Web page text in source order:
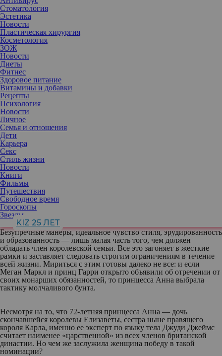
Стоматология
Эстетика
Новости
Пластическая хирургия
Косметология
ЗОЖ
Новости
Диеты
Фитнес
Здоровое питание
Витамины и добавки
Рецепты
Психология
Новости
Личное
Семья и отношения
Дети
Карьера
Секс
Стиль жизни
Новости
Книги
Фильмы
Путешествия
Свободное время
Гороскопы
Звезды
KIZ 25 ЛЕТ
От членов монаршей семьи всегда ожидают большего, чем от
обычного человека. Их внешний вид, поведение, образ жизни
должны соответствовать статусу. Однако и среди идеальных
принцесс, герцогов и графов всегда есть тот, кто не вписывается
в устоявшиеся рамки.
Безупречные манеры, идеальное чувство стиля, эрудированность
и образованность — лишь малая часть того, чем должен
обладать член королевской семьи. Все это загоняет в жесткие
рамки и заставляет следовать строгим ограничениям в течение
всей жизни. Мириться с этим готовы далеко не все: и если
Меган Маркл и принц Гарри открыто объявили об отречении от
своих монарших обязанностей, то принцесса Анна выбрала
тактику молчаливого бунта.
Несмотря на то, что 72-летняя принцесса Анна — дочь
скончавшейся королевы Елизаветы, сестра ныне правящего
короля Карла, именно ее эксперт по языку тела Джуди Джеймс
считает наименее «царственной» из всех членов британской
династии. Но чем же заслужила женщина победу в такой
номинации?